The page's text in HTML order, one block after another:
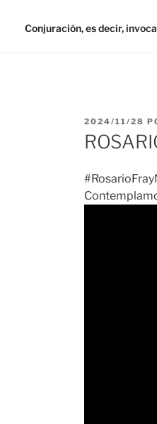
Conjuración, es decir,
PUBLICADO
EL
2024/11/28